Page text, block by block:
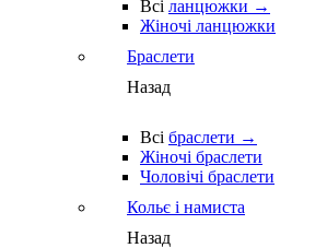
Всі ланцюжки →
Жіночі ланцюжки
Браслети
Назад
Всі браслети →
Жіночі браслети
Чоловічі браслети
Кольє і намиста
Назад